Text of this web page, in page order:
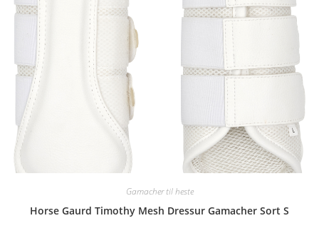
Gamacher til heste
Horse Gaurd Timothy Mesh Dressur Gamacher Sort S